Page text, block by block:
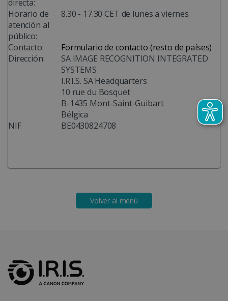
directa:
Horario de
atención al
público:
8.30 - 17.30 CET de lunes a viernes
Contacto:
Formulario de contacto (resto de países)
Dirección:
SA IMAGE RECOGNITION INTEGRATED
SYSTEMS
I.R.I.S. SA Headquarters
10 rue du Bosquet
B-1435 Mont-Saint-Guibart
Bélgica
NIF
BE0430824708
Volver al menú